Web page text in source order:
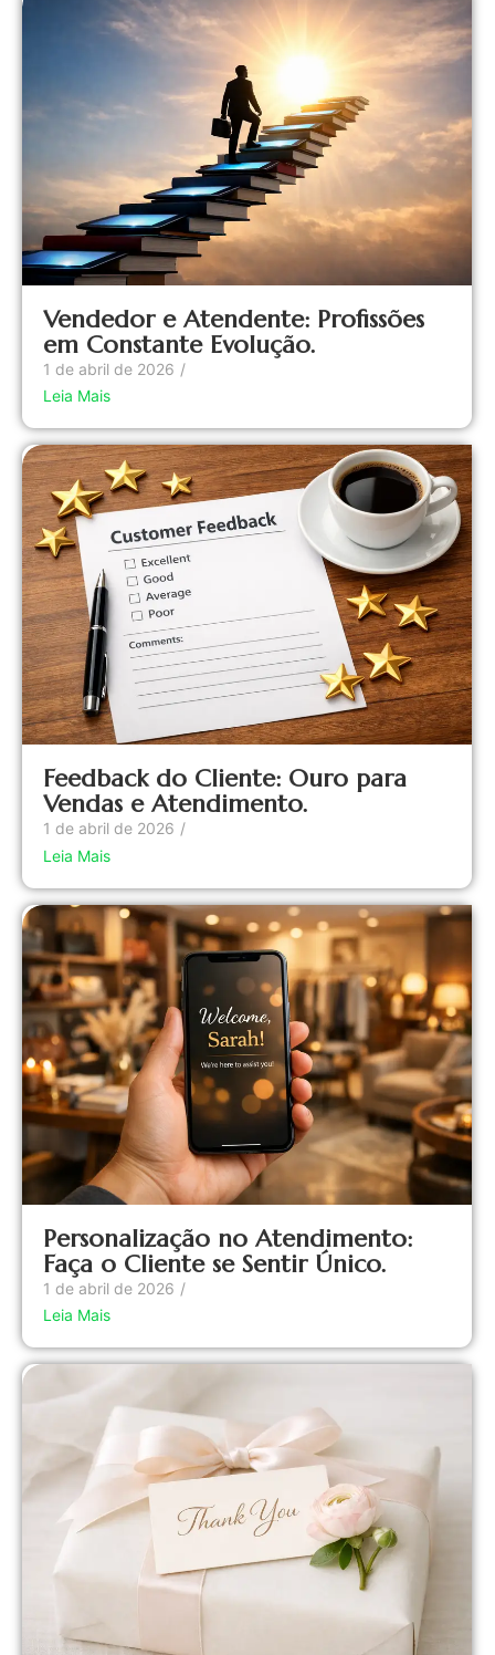
Vendedor e Atendente: Profissões
em Constante Evolução.
1 de abril de 2026 /
Leia Mais
Feedback do Cliente: Ouro para
Vendas e Atendimento.
1 de abril de 2026 /
Leia Mais
Personalização no Atendimento:
Faça o Cliente se Sentir Único.
1 de abril de 2026 /
Leia Mais